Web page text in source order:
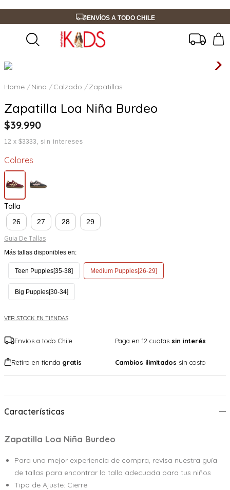
ENVÍOS A TODO CHILE
Nina Calzado Zapatillas
Zapatilla Loa Niña Burdeo
$39.990
12 x $3333 sin intereses
Colores
Talla
26 27 28 29
Guia De Tallas
Más tallas disponibles en:
Teen Puppies[35-38] Medium Puppies[26-29]
Big Puppies[30-34]
VER STOCK EN TIENDAS
Envíos a todo Chile Paga en 12 cuotas sin interés
Retiro en tienda gratis Cambios ilimitados sin costo
Características
Zapatilla Loa Niña Burdeo
Para una mejor experiencia de compra, revisa nuestra guía
de tallas para encontrar la talla adecuada para tus niños
Tipo de Ajuste: Cierre